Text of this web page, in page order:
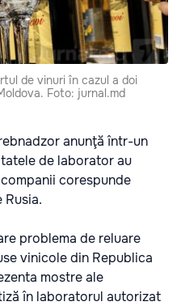
de vinuri în cazul a doi
Foto: jurnal.md
anunţă într-un
de laborator au
corespunde
Rusia.
problema de reluare
vinicole din Republica
mostre ale
în laboratorul autorizat